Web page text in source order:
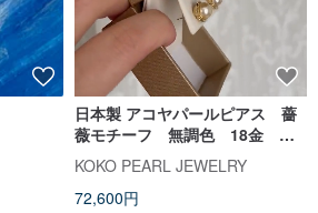
日本製 アコヤパールピアス 薔
薇モチーフ 無調色 18金
akoya珍珠耳釘 玫瑰花設計
KOKO PEARL JEWELRY
72,600円